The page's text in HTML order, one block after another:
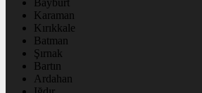
Bayburt
Karaman
Kırıkkale
Batman
Şırnak
Bartın
Ardahan